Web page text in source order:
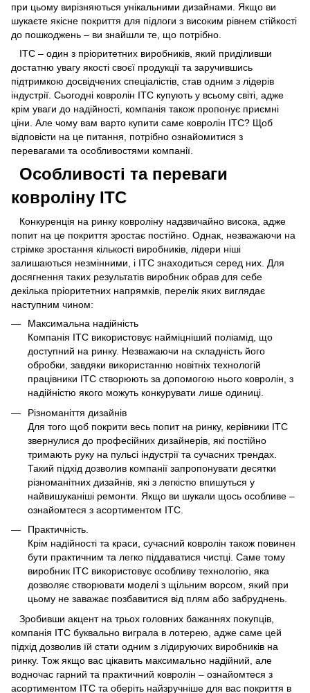
при цьому вирізняються унікальними дизайнами. Якщо ви
шукаєте якісне покриття для підлоги з високим рівнем стійкості
до пошкоджень – ви знайшли те, що потрібно.
ITC – один з пріоритетних виробників, який приділивши
достатню увагу якості своєї продукції та заручившись
підтримкою досвідчених спеціалістів, став одним з лідерів
індустрії. Сьогодні ковролін ITC купують у всьому світі, адже
крім уваги до надійності, компанія також пропонує приємні
ціни. Але чому вам варто купити саме ковролін ITC? Щоб
відповісти на це питання, потрібно ознайомитися з
перевагами та особливостями компанії.
Особливості та переваги
ковроліну ITC
Конкуренція на ринку ковроліну надзвичайно висока, адже
попит на це покриття зростає постійно. Однак, незважаючи на
стрімке зростання кількості виробників, лідери ніші
залишаються незмінними, і ITC знаходиться серед них. Для
досягнення таких результатів виробник обрав для себе
декілька пріоритетних напрямків, перелік яких виглядає
наступним чином:
Максимальна надійність
Компанія ITC використовує найміцніший поліамід, що
доступний на ринку. Незважаючи на складність його
обробки, завдяки використанню новітніх технологій
працівники ITC створюють за допомогою нього ковролін, з
надійністю якого можуть конкурувати лише одиниці.
Різноманіття дизайнів
Для того щоб покрити весь попит на ринку, керівники ITC
звернулися до професійних дизайнерів, які постійно
тримають руку на пульсі індустрії та сучасних трендах.
Такий підхід дозволив компанії запропонувати десятки
різноманітних дизайнів, які з легкістю впишуться у
найвишуканіші ремонти. Якщо ви шукали щось особливе –
ознайомтеся з асортиментом ITC.
Практичність.
Крім надійності та краси, сучасний ковролін також повинен
бути практичним та легко піддаватися чистці. Саме тому
виробник ITC використовує особливу технологію, яка
дозволяє створювати моделі з щільним ворсом, який при
цьому не заважає позбавитися від плям або забруднень.
Зробивши акцент на трьох головних бажаннях покупців,
компанія ITC буквально виграла в лотерею, адже саме цей
підхід дозволив їй стати одним з лідируючих виробників на
ринку. Тож якщо вас цікавить максимально надійний, але
водночас гарний та практичний ковролін – ознайомтеся з
асортиментом ITC та оберіть найзручніше для вас покриття в